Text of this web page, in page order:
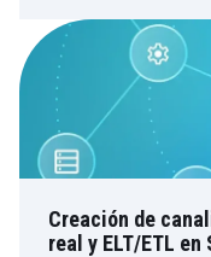
Creación de
real y ELT/ETL en